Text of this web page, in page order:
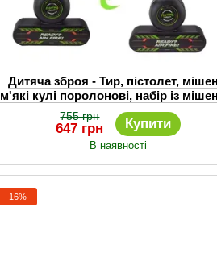
Дитяча зброя - Тир, пістолет,
м'які кулі поролонові, набір із
755 грн
647 грн Купити
В наявності
−16%